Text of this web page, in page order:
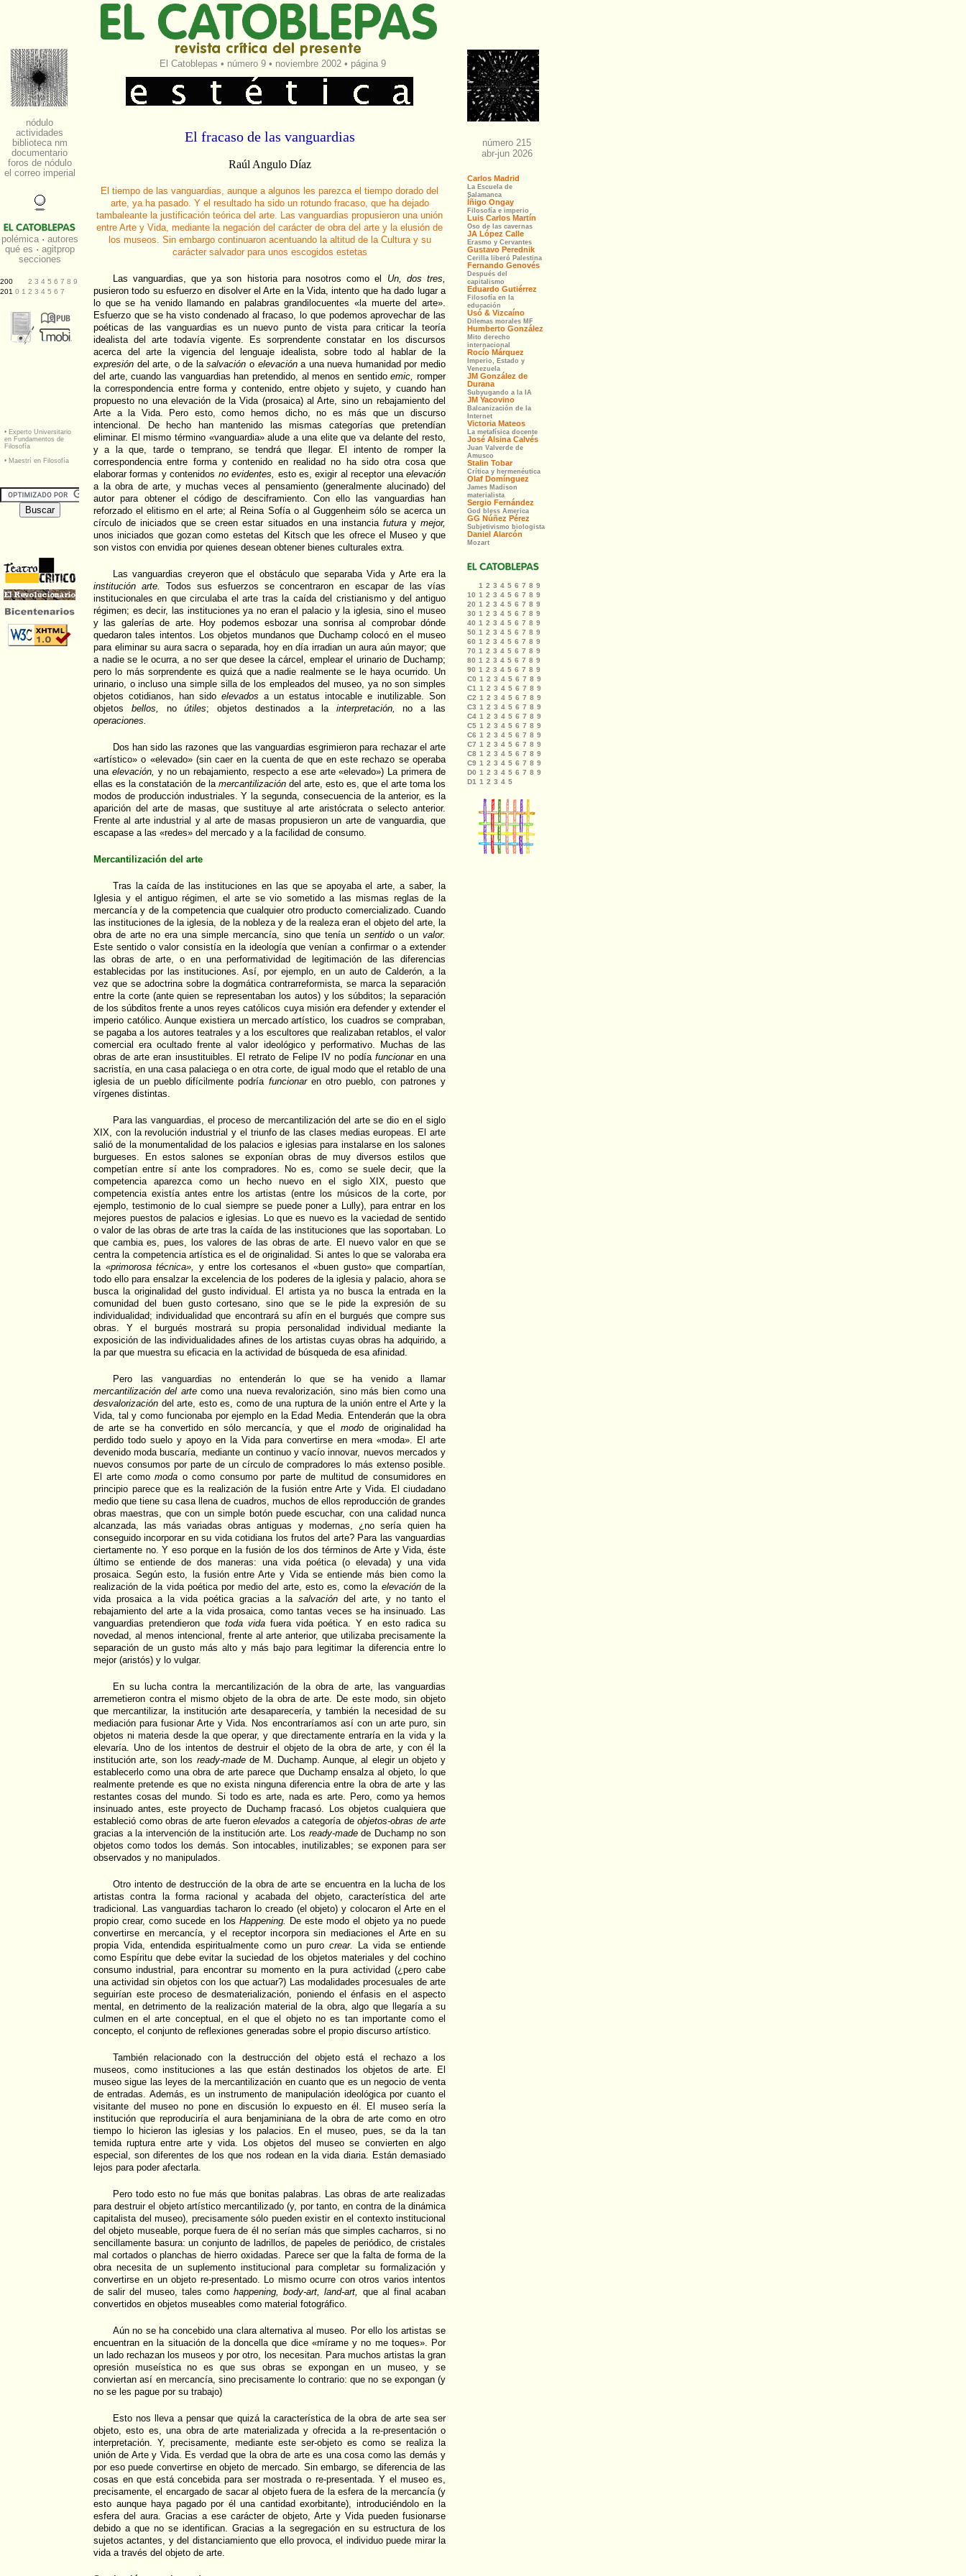
El Catoblepas • número 9• noviembre 2002 • página 9
El fracaso de las vanguardias
Raúl Angulo Díaz
El tiempo de las vanguardias, aunque a algunos les parezca el tiempo dorado del
arte, ya ha pasado. Y el resultado ha sido un rotundo fracaso, que ha dejado
tambaleante la justificación teórica del arte. Las vanguardias propusieron una unión
entre Arte y Vida, mediante la negación del carácter de obra del arte y la elusión de
los museos. Sin embargo continuaron acentuando la altitud de la Cultura y su
carácter salvador para unos escogidos estetas
Las vanguardias, que ya son historia para nosotros como el Un, dos tres,
pusieron todo su esfuerzo en disolver el Arte en la Vida, intento que ha dado lugar a
lo que se ha venido llamando en palabras grandilocuentes «la muerte del arte».
Esfuerzo que se ha visto condenado al fracaso, lo que podemos aprovechar de las
poéticas de las vanguardias es un nuevo punto de vista para criticar la teoría
idealista del arte todavía vigente. Es sorprendente constatar en los discursos
acerca del arte la vigencia del lenguaje idealista, sobre todo al hablar de la
expresión del arte, o de lasalvación o elevacióna una nueva humanidad por medio
del arte, cuando las vanguardias han pretendido, al menos en sentidoemic, romper
la correspondencia entre forma y contenido, entre objeto y sujeto, y cuando han
propuesto no una elevación de la Vida (prosaica) al Arte, sino un rebajamiento del
Arte a la Vida. Pero esto, como hemos dicho, no es más que un discurso
intencional. De hecho han mantenido las mismas categorías que pretendían
eliminar. El mismo término «vanguardia» alude a una elite que va delante del resto,
y a la que, tarde o temprano, se tendrá que llegar. El intento de romper la
correspondencia entre forma y contenido en realidad no ha sido otra cosa que
elaborar formas y contenidos no evidentes, esto es, exigir al receptor unaelevación
a la obra de arte, y muchas veces al pensamiento (generalmente alucinado) del
autor para obtener el código de desciframiento. Con ello las vanguardias han
reforzado el elitismo en el arte; al Reina Sofía o al Guggenheim sólo se acerca un
círculo de iniciados que se creen estar situados en una instancia futuraymejor,
unos iniciados que gozan como estetas del Kitsch que les ofrece el Museo y que
son vistos con envidia por quienes desean obtener bienes culturales extra.
Las vanguardias creyeron que el obstáculo que separaba Vida y Arte era la
institución arte.
Todos sus esfuerzos se concentraron en escapar de las vías
institucionales en que circulaba el arte tras la caída del cristianismo y del antiguo
régimen; es decir, las instituciones ya no eran el palacio y la iglesia, sino el museo
y las galerías de arte. Hoy podemos esbozar una sonrisa al comprobar dónde
quedaron tales intentos. Los objetos mundanos que Duchamp colocó en el museo
para eliminar su aura sacra o separada, hoy en día irradian un aura aún mayor; que
a nadie se le ocurra, a no ser que desee la cárcel, emplear el urinario de Duchamp;
pero lo más sorprendente es quizá que a nadie realmente se le haya ocurrido. Un
urinario, o incluso una simple silla de los empleados del museo, ya no son simples
objetos cotidianos, han sido elevados a un estatus intocable e inutilizable. Son
objetos bellos, noútiles; objetos destinados a la interpretación,
no a las
operaciones.
Dos han sido las razones que las vanguardias esgrimieron para rechazar el arte
«artístico» o «elevado» (sin caer en la cuenta de que en este rechazo se operaba
una elevación, y no un rebajamiento, respecto a ese arte «elevado») La primera de
ellas es la constatación de la mercantilizacióndel arte, esto es, que el arte toma los
modos de producción industriales. Y la segunda, consecuencia de la anterior, es la
aparición del arte de masas, que sustituye al arte aristócrata o selecto anterior.
Frente al arte industrial y al arte de masas propusieron un arte de vanguardia, que
escapase a las «redes» del mercado y a la facilidad de consumo.
Mercantilización del arte
Tras la caída de las instituciones en las que se apoyaba el arte, a saber, la
Iglesia y el antiguo régimen, el arte se vio sometido a las mismas reglas de la
mercancía y de la competencia que cualquier otro producto comercializado. Cuando
las instituciones de la iglesia, de la nobleza y de la realeza eran el objeto del arte, la
obra de arte no era una simple mercancía, sino que tenía un sentido o un valor.
Este sentido o valor consistía en la ideología que venían a confirmar o a extender
las obras de arte, o en una performatividad de legitimación de las diferencias
establecidas por las instituciones. Así, por ejemplo, en un auto de Calderón, a la
vez que se adoctrina sobre la dogmática contrarreformista, se marca la separación
entre la corte (ante quien se representaban los autos) y los súbditos; la separación
de los súbditos frente a unos reyes católicos cuya misión era defender y extender el
imperio católico. Aunque existiera un mercado artístico, los cuadros se compraban,
se pagaba a los autores teatrales y a los escultores que realizaban retablos, el valor
comercial era ocultado frente al valor ideológico y performativo. Muchas de las
obras de arte eran insustituibles. El retrato de Felipe IV no podía funcionaren una
sacristía, en una casa palaciega o en otra corte, de igual modo que el retablo de una
iglesia de un pueblo difícilmente podría funcionaren otro pueblo, con patrones y
vírgenes distintas.
Para las vanguardias, el proceso de mercantilización del arte se dio en el siglo
XIX, con la revolución industrial y el triunfo de las clases medias europeas. El arte
salió de la monumentalidad de los palacios e iglesias para instalarse en los salones
burgueses. En estos salones se exponían obras de muy diversos estilos que
competían entre sí ante los compradores. No es, como se suele decir, que la
competencia aparezca como un hecho nuevo en el siglo XIX, puesto que
competencia existía antes entre los artistas (entre los músicos de la corte, por
ejemplo, testimonio de lo cual siempre se puede poner a Lully), para entrar en los
mejores puestos de palacios e iglesias. Lo que es nuevo es la vaciedad de sentido
o valor de las obras de arte tras la caída de las instituciones que las soportaban. Lo
que cambia es, pues, los valores de las obras de arte. El nuevo valor en que se
centra la competencia artística es el de originalidad. Si antes lo que se valoraba era
la «primorosa técnica», y entre los cortesanos el «buen gusto» que compartían,
todo ello para ensalzar la excelencia de los poderes de la iglesia y palacio, ahora se
busca la originalidad del gusto individual. El artista ya no busca la entrada en la
comunidad del buen gusto cortesano, sino que se le pide la expresión de su
individualidad; individualidad que encontrará su afín en el burgués que compre sus
obras. Y el burgués mostrará su propia personalidad individual mediante la
exposición de las individualidades afines de los artistas cuyas obras ha adquirido, a
la par que muestra su eficacia en la actividad de búsqueda de esa afinidad.
Pero las vanguardias no entenderán lo que se ha venido a llamar
mercantilización del artecomo una nueva revalorización, sino más bien como una
desvalorización del arte, esto es, como de una ruptura de la unión entre el Arte y la
Vida, tal y como funcionaba por ejemplo en la Edad Media. Entenderán que la obra
de arte se ha convertido en sólo mercancía, y que el modode originalidad ha
perdido todo suelo y apoyo en la Vida para convertirse en mera «moda». El arte
devenido moda buscaría, mediante un continuo y vacío innovar, nuevos mercados y
nuevos consumos por parte de un círculo de compradores lo más extenso posible.
El arte comomoda o como consumo por parte de multitud de consumidores en
principio parece que es la realización de la fusión entre Arte y Vida. El ciudadano
medio que tiene su casa llena de cuadros, muchos de ellos reproducción de grandes
obras maestras, que con un simple botón puede escuchar, con una calidad nunca
alcanzada, las más variadas obras antiguas y modernas, ¿no sería quien ha
conseguido incorporar en su vida cotidiana los frutos del arte? Para las vanguardias
ciertamente no. Y eso porque en la fusión de los dos términos de Arte y Vida, éste
último se entiende de dos maneras: una vida poética (o elevada) y una vida
prosaica. Según esto, la fusión entre Arte y Vida se entiende más bien como la
realización de la vida poética por medio del arte, esto es, como la elevaciónde la
vida prosaica a la vida poética gracias a lasalvación del arte, y no tanto el
rebajamiento del arte a la vida prosaica, como tantas veces se ha insinuado. Las
vanguardias pretendieron que toda vidafuera vida poética. Y en esto radica su
novedad, al menos intencional, frente al arte anterior, que utilizaba precisamente la
separación de un gusto más alto y más bajo para legitimar la diferencia entre lo
mejor (aristós) y lo vulgar.
En su lucha contra la mercantilización de la obra de arte, las vanguardias
arremetieron contra el mismo objeto de la obra de arte. De este modo, sin objeto
que mercantilizar, la institución arte desaparecería, y también la necesidad de su
mediación para fusionar Arte y Vida. Nos encontraríamos así con un arte puro, sin
objetos ni materia desde la que operar, y que directamente entraría en la vida y la
elevaría. Uno de los intentos de destruir el objeto de la obra de arte, y con él la
institución arte, son los ready-madede M. Duchamp. Aunque, al elegir un objeto y
establecerlo como una obra de arte parece que Duchamp ensalza al objeto, lo que
realmente pretende es que no exista ninguna diferencia entre la obra de arte y las
restantes cosas del mundo. Si todo es arte, nada es arte. Pero, como ya hemos
insinuado antes, este proyecto de Duchamp fracasó. Los objetos cualquiera que
estableció como obras de arte fueron elevados a categoría de objetos-obras de arte
gracias a la intervención de la institución arte. Los ready-madede Duchamp no son
objetos como todos los demás. Son intocables, inutilizables; se exponen para ser
observados y no manipulados.
Otro intento de destrucción de la obra de arte se encuentra en la lucha de los
artistas contra la forma racional y acabada del objeto, característica del arte
tradicional. Las vanguardias tacharon lo creado (el objeto) y colocaron el Arte en el
propio crear, como sucede en los Happening. De este modo el objeto ya no puede
convertirse en mercancía, y el receptor incorpora sin mediaciones el Arte en su
propia Vida, entendida espiritualmente como un purocrear.
La vida se entiende
como Espíritu que debe evitar la suciedad de los objetos materiales y del cochino
consumo industrial, para encontrar su momento en la pura actividad (¿pero cabe
una actividad sin objetos con los que actuar?) Las modalidades procesuales de arte
seguirían este proceso de desmaterialización, poniendo el énfasis en el aspecto
mental, en detrimento de la realización material de la obra, algo que llegaría a su
culmen en el arte conceptual, en el que el objeto no es tan importante como el
concepto, el conjunto de reflexiones generadas sobre el propio discurso artístico.
También relacionado con la destrucción del objeto está el rechazo a los
museos, como instituciones a las que están destinados los objetos de arte. El
museo sigue las leyes de la mercantilización en cuanto que es un negocio de venta
de entradas. Además, es un instrumento de manipulación ideológica por cuanto el
visitante del museo no pone en discusión lo expuesto en él. El museo sería la
institución que reproduciría el aura benjaminiana de la obra de arte como en otro
tiempo lo hicieron las iglesias y los palacios. En el museo, pues, se da la tan
temida ruptura entre arte y vida. Los objetos del museo se convierten en algo
especial, son diferentes de los que nos rodean en la vida diaria. Están demasiado
lejos para poder afectarla.
Pero todo esto no fue más que bonitas palabras. Las obras de arte realizadas
para destruir el objeto artístico mercantilizado (y, por tanto, en contra de la dinámica
capitalista del museo), precisamente sólo pueden existir en el contexto institucional
del objeto museable, porque fuera de él no serían más que simples cacharros, si no
sencillamente basura: un conjunto de ladrillos, de papeles de periódico, de cristales
mal cortados o planchas de hierro oxidadas. Parece ser que la falta de forma de la
obra necesita de un suplemento institucional para completar su formalización y
convertirse en un objeto re-presentado. Lo mismo ocurre con otros varios intentos
de salir del museo, tales como happening, body-art, land-art, que al final acaban
convertidos en objetos museables como material fotográfico.
Aún no se ha concebido una clara alternativa al museo. Por ello los artistas se
encuentran en la situación de la doncella que dice «mírame y no me toques». Por
un lado rechazan los museos y por otro, los necesitan. Para muchos artistas la gran
opresión museística no es que sus obras se expongan en un museo, y se
conviertan así en mercancía, sino precisamente lo contrario: que no se expongan (y
no se les pague por su trabajo)
Esto nos lleva a pensar que quizá la característica de la obra de arte sea ser
objeto, esto es, una obra de arte materializada y ofrecida a la re-presentación o
interpretación. Y, precisamente, mediante este ser-objeto es como se realiza la
unión de Arte y Vida. Es verdad que la obra de arte es una cosa como las demás y
por eso puede convertirse en objeto de mercado. Sin embargo, se diferencia de las
cosas en que está concebida para ser mostrada o re-presentada. Y el museo es,
precisamente, el encargado de sacar al objeto fuera de la esfera de la mercancía (y
esto aunque haya pagado por él una cantidad exorbitante), introduciéndolo en la
esfera del aura. Gracias a ese carácter de objeto, Arte y Vida pueden fusionarse
debido a que no se identifican. Gracias a la segregación en su estructura de los
sujetos actantes, y del distanciamiento que ello provoca, el individuo puede mirar la
vida a través del objeto de arte.